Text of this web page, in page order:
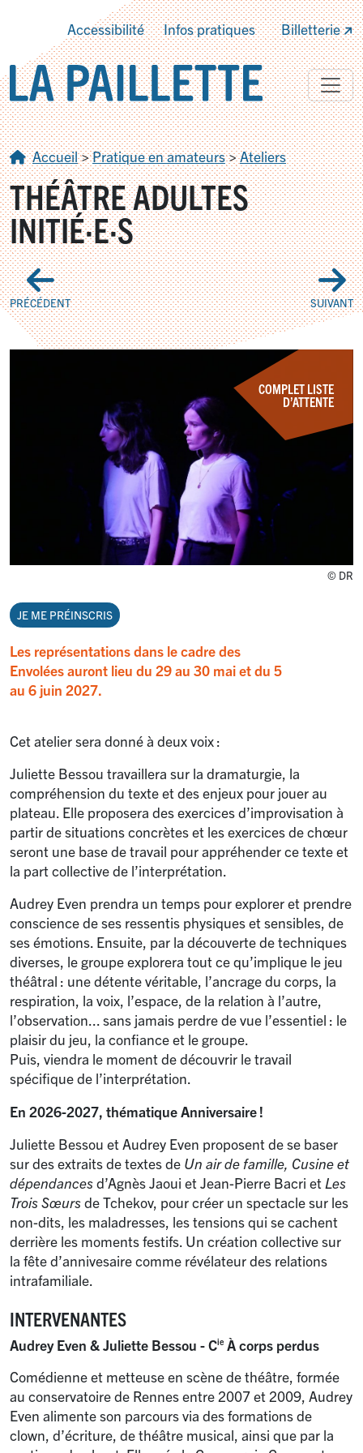
Accessibilité Infos pratiques Billetterie
Accueil>Pratique en amateurs>Ateliers
THÉÂTRE ADULTES
INITIÉ·E·S
PRÉCÉDENT SUIVANT
COMPLET LISTE
D’ATTENTE
© DR
JE ME PRÉINSCRIS
Les représentations dans le cadre des
Envolées auront lieu du 29 au 30 mai et du 5
au 6 juin 2027.
Cet atelier sera donné à deux voix :
Juliette Bessou travaillera sur la dramaturgie, la
compréhension du texte et des enjeux pour jouer au
plateau. Elle proposera des exercices d’improvisation à
partir de situations concrètes et les exercices de chœur
seront une base de travail pour appréhender ce texte et
la part collective de l’interprétation.
Audrey Even prendra un temps pour explorer et prendre
conscience de ses ressentis physiques et sensibles, de
ses émotions. Ensuite, par la découverte de techniques
diverses, le groupe explorera tout ce qu’implique le jeu
théâtral : une détente véritable, l’ancrage du corps, la
respiration, la voix, l’espace, de la relation à l’autre,
l’observation... sans jamais perdre de vue l’essentiel : le
plaisir du jeu, la confiance et le groupe.
Puis, viendra le moment de découvrir le travail
spécifique de l’interprétation.
En 2026-2027, thématique Anniversaire!
Juliette Bessou et Audrey Even proposent de se baser
sur des extraits de textes de Un air de famille, Cusine et
dépendancesd’Agnès Jaoui et Jean-Pierre Bacri et Les
Trois Sœursde Tchekov, pour créer un spectacle sur les
non-dits, les maladresses, les tensions qui se cachent
derrière les moments festifs. Un création collective sur
la fête d’annivesaire comme révélateur des relations
intrafamiliale.
INTERVENANTES
Audrey Even & Juliette Bessou - Cie À corps perdus
Comédienne et metteuse en scène de théâtre, formée
au conservatoire de Rennes entre 2007 et 2009, Audrey
Even alimente son parcours via des formations de
clown, d’écriture, de théâtre musical, ainsi que par la